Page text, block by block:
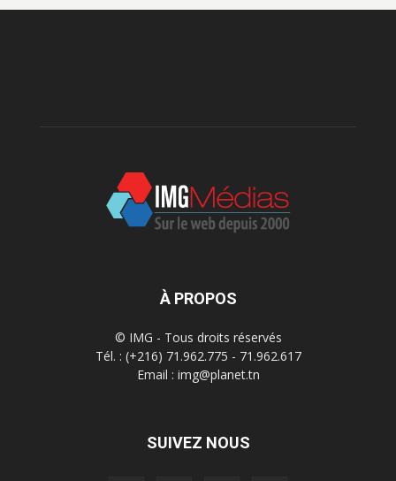
À PROPOS
© IMG - Tous droits réservés
Tél. : (+216) 71.962.775 - 71.962.617
Email : img@planet.tn
SUIVEZ NOUS